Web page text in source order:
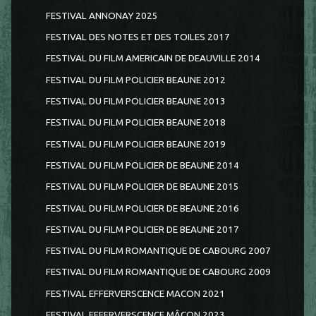
FESTIVAL ANNONAY 2025
FESTIVAL DES NOTES ET DES TOILES 2017
FESTIVAL DU FILM AMERICAIN DE DEAUVILLE 2014
FESTIVAL DU FILM POLICIER BEAUNE 2012
FESTIVAL DU FILM POLICIER BEAUNE 2013
FESTIVAL DU FILM POLICIER BEAUNE 2018
FESTIVAL DU FILM POLICIER BEAUNE 2019
FESTIVAL DU FILM POLICIER DE BEAUNE 2014
FESTIVAL DU FILM POLICIER DE BEAUNE 2015
FESTIVAL DU FILM POLICIER DE BEAUNE 2016
FESTIVAL DU FILM POLICIER DE BEAUNE 2017
FESTIVAL DU FILM ROMANTIQUE DE CABOURG 2007
FESTIVAL DU FILM ROMANTIQUE DE CABOURG 2009
FESTIVAL EFFERVERSCENCE MACON 2021